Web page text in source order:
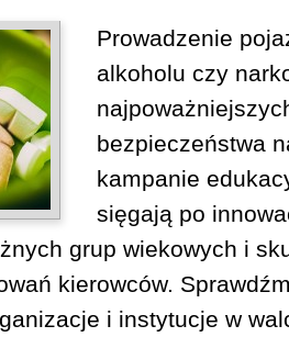
Prowadzenie
alkoholu czy
bezpieczeństwa
kampanie
sięgają po
grup wiekowych i
kierowców.
i instytucje w